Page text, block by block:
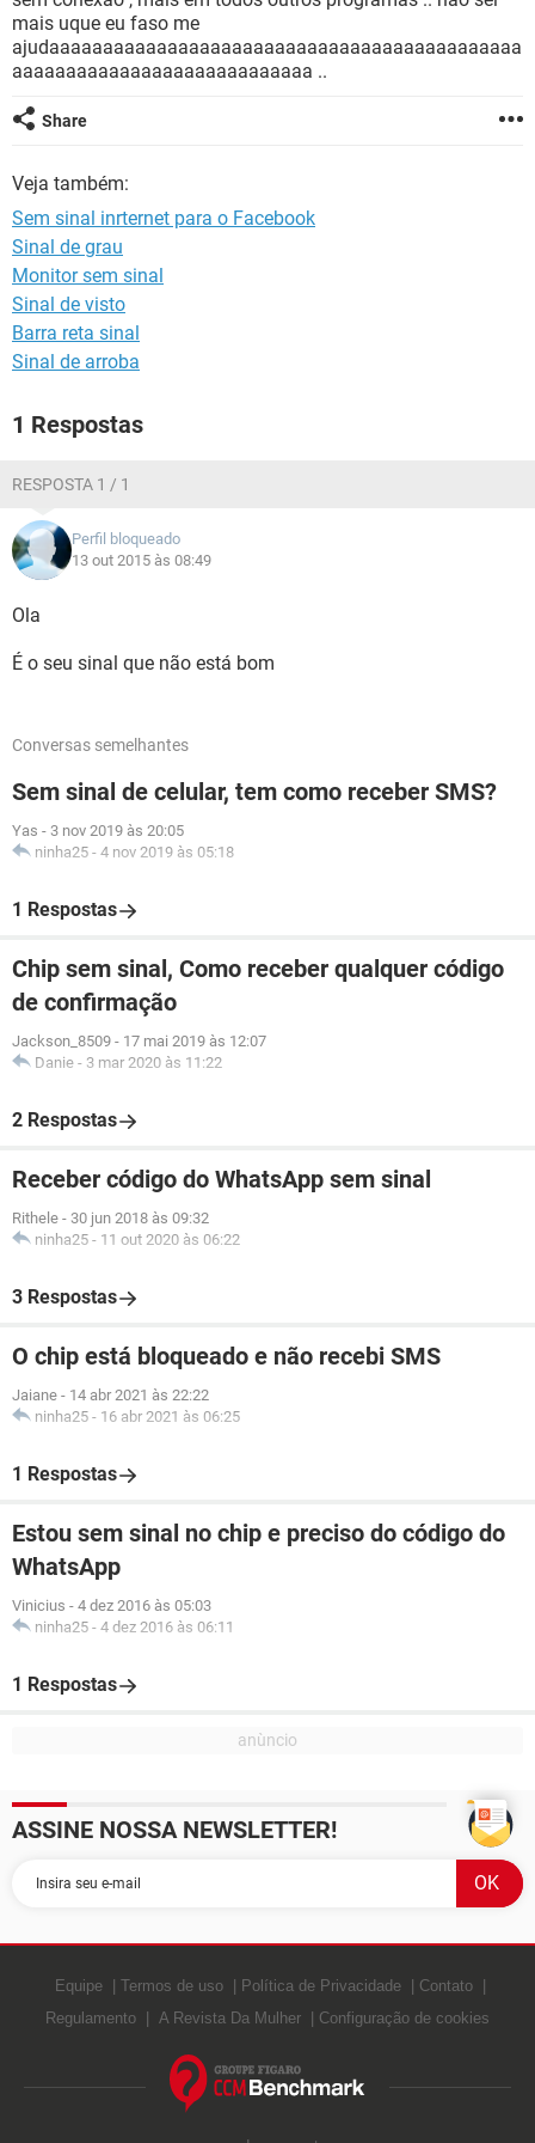
GUIA DE COMPRAS
mais uque eu faso me
ajudaaaaaaaaaaaaaaaaaaaaaaaaaaaaaaaaaaaaaaaaaaaa
aaaaaaaaaaaaaaaaaaaaaaaaaaaa ..
Share
Veja também:
Sem sinal inrternet para o Facebook
Sinal de grau
Monitor sem sinal
Sinal de visto
Barra reta sinal
Sinal de arroba
1 Respostas
RESPOSTA 1 / 1
Perfil bloqueado
13 out 2015 às 08:49
Ola
É o seu sinal que não está bom
Conversas semelhantes
Sem sinal de celular, tem como receber SMS?
Yas - 3 nov 2019 às 20:05
ninha25 - 4 nov 2019 às 05:18
1 Respostas
Chip sem sinal, Como receber qualquer código
de confirmação
Jackson_8509 - 17 mai 2019 às 12:07
Danie - 3 mar 2020 às 11:22
2 Respostas
Receber código do WhatsApp sem sinal
Rithele - 30 jun 2018 às 09:32
ninha25 - 11 out 2020 às 06:22
3 Respostas
O chip está bloqueado e não recebi SMS
Jaiane - 14 abr 2021 às 22:22
ninha25 - 16 abr 2021 às 06:25
1 Respostas
Estou sem sinal no chip e preciso do código do
WhatsApp
Vinicius - 4 dez 2016 às 05:03
ninha25 - 4 dez 2016 às 06:11
1 Respostas
ASSINE NOSSA NEWSLETTER!
Equipe Termos de uso Política de Privacidade
Contato
Regulamento
A Revista Da Mulher Configuração de cookies